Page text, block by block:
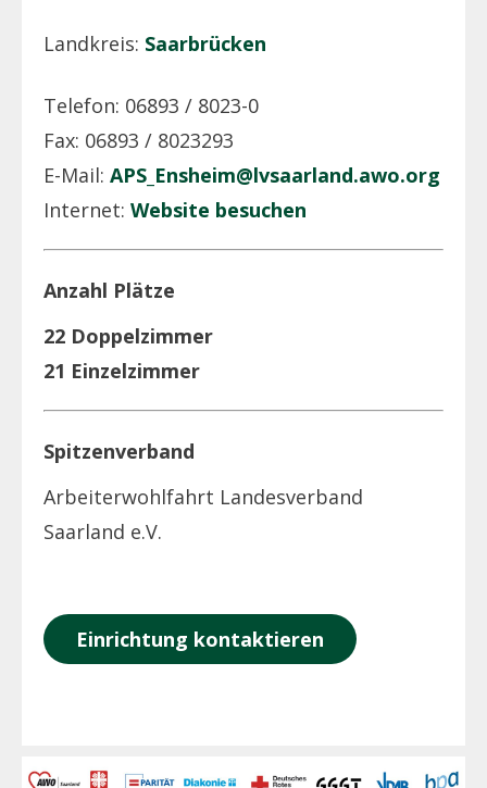
Landkreis: Saarbrücken
Telefon: 06893 / 8023-0
Fax: 06893 / 8023293
E-Mail: APS_Ensheim@lvsaarland.awo.org
Internet: Website besuchen
Anzahl Plätze
22 Doppelzimmer
21 Einzelzimmer
Spitzenverband
Arbeiterwohlfahrt Landesverband
Saarland e.V.
Einrichtung kontaktieren